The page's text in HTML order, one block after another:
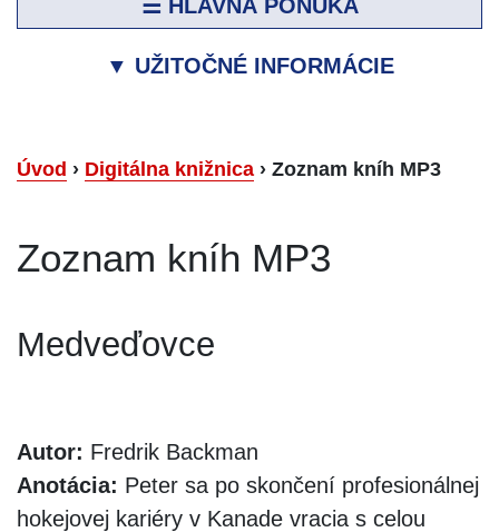
☰ HLAVNÁ PONUKA
▼ UŽITOČNÉ INFORMÁCIE
Úvod › Digitálna knižnica › Zoznam kníh MP3
Zoznam kníh MP3
Medveďovce
Autor: Fredrik Backman
Anotácia: Peter sa po skončení profesionálnej
hokejovej kariéry v Kanade vracia s celou